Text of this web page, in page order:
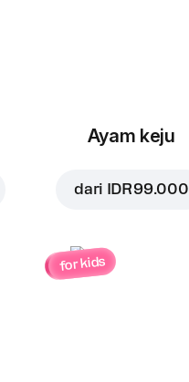
Ayam keju
dari IDR 99.000
for kids